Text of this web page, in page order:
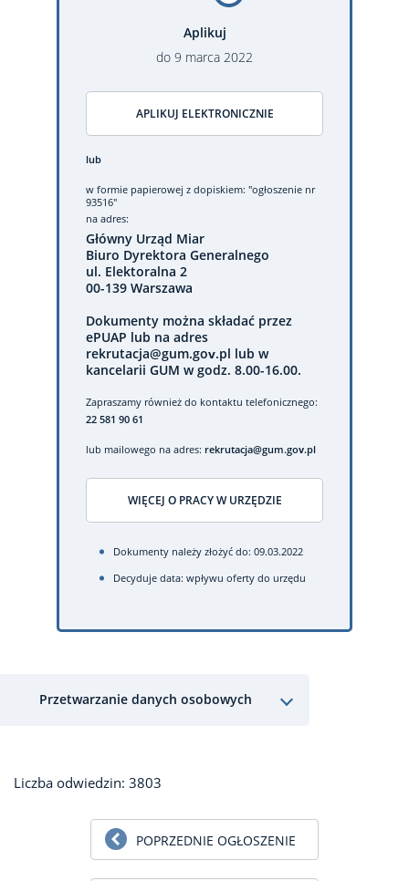
Aplikuj
do 9 marca 2022
APLIKUJ ELEKTRONICZNIE
lub
w formie papierowej z dopiskiem: "ogłoszenie nr
93516"
na adres:
Główny Urząd Miar
Biuro Dyrektora Generalnego
ul. Elektoralna 2
00-139 Warszawa
Dokumenty można składać przez
ePUAP lub na adres
rekrutacja@gum.gov.pl lub w
kancelarii GUM w godz. 8.00-16.00.
Zapraszamy również do kontaktu telefonicznego:
22 581 90 61
lub mailowego na adres: rekrutacja@gum.gov.pl
WIĘCEJ O PRACY W URZĘDZIE
Dokumenty należy złożyć do: 09.03.2022
Decyduje data: wpływu oferty do urzędu
Przetwarzanie danych osobowych
Liczba odwiedzin: 3803
POPRZEDNIE OGŁOSZENIE